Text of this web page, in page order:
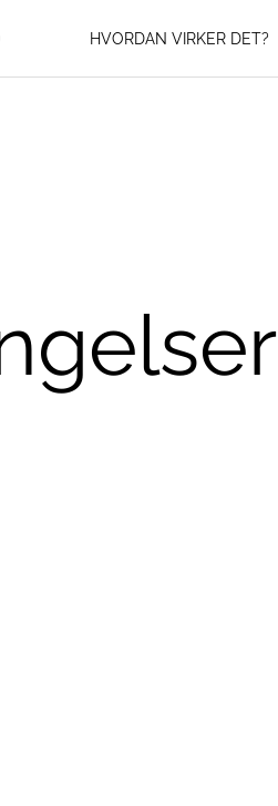
HVORDAN VIRKER DET?